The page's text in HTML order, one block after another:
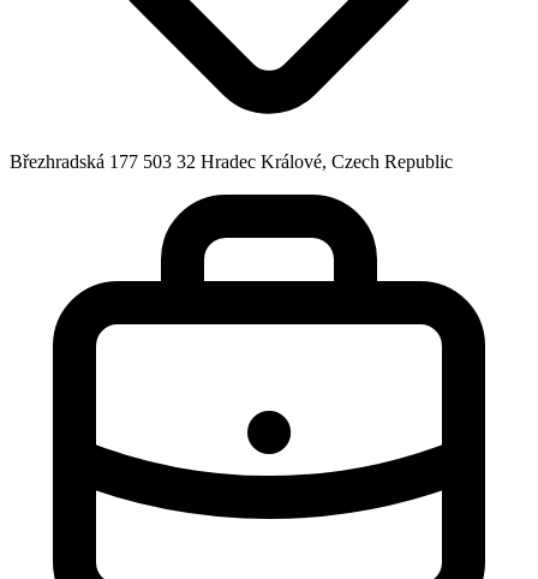
Březhradská 177 503 32 Hradec Králové, Czech Republic